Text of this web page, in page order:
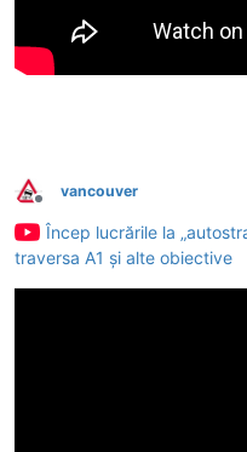
Deconectat
vancouver
Încep lucrările la
traversa A1 și alte obiective